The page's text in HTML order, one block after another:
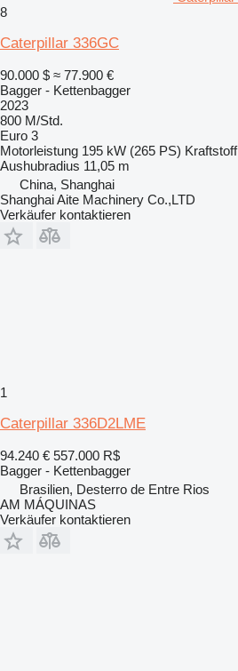
8
Caterpillar 336GC
90.000 $ ≈ 77.900 €
Bagger - Kettenbagger
2023
800 M/Std.
Euro 3
Motorleistung 195 kW (265 PS) Kraftstoff
Aushubradius 11,05 m
China, Shanghai
Shanghai Aite Machinery Co.,LTD
Verkäufer kontaktieren
1
Caterpillar 336D2LME
94.240 € 557.000 R$
Bagger - Kettenbagger
Brasilien, Desterro de Entre Rios
AM MÁQUINAS
Verkäufer kontaktieren